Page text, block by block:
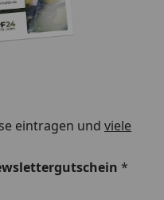
eintragen und viele
*